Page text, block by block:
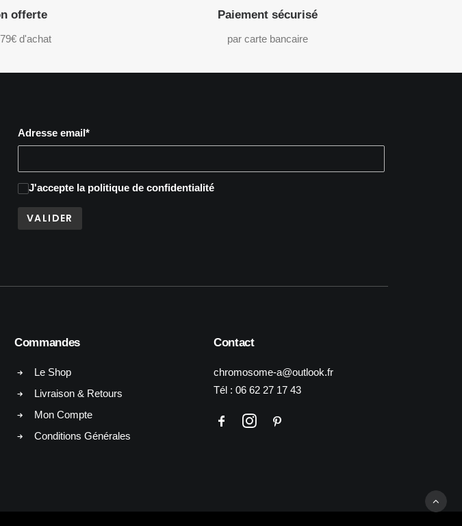
offerte
d'achat
Paiement sécurisé
par carte bancaire
Adresse email*
J'accepte la politique de confidentialité
Commandes
Le Shop
Livraison & Retours
Mon Compte
Conditions Générales
Contact
chromosome-a@outlook.fr
Tél : 06 62 27 17 43